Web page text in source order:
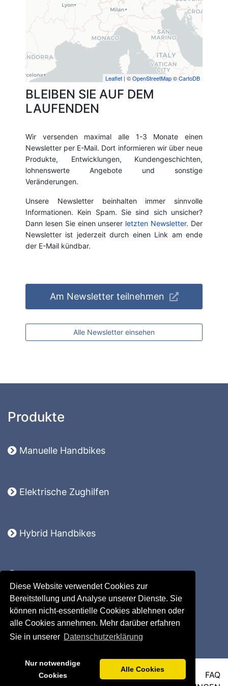
Diese Website verwendet Cookies zur
Bereitstellung und Analyse unserer Dienste. Sie
können nicht-essentielle Cookies ablehnen oder
alle Cookies annehmen. Mehr darüber erfahren
Sie in unserer Datenschutzerklärung
Nur notwendige
Cookies
Alle Cookies
Leaflet | ©OpenStreetMap©CartoDB
BLEIBEN SIE AUF DEM
LAUFENDEN
Wir versenden maximal alle 1-3 Monate einen
Newsletter per E-Mail. Dort informieren wir über neue
Produkte, Entwicklungen, Kundengeschichten,
lohnenswerte Angebote und sonstige
Veränderungen.
Unsere Newsletter beinhalten immer sinnvolle
Informationen. Kein Spam. Sie sind sich unsicher?
Dann lesen Sie einen unserer letzten Newsletter. Der
Newsletter ist jederzeit durch einen Link am ende
der E-Mail kündbar.
Am Newsletter teilnehmen
Alle Newsletter einsehen
Produkte
Manuelle Handbikes
Elektrische Zughilfen
Hybrid Handbikes
Komplettsysteme
Lomo 360
Ersatzteile
Zubehör
IMPRESSUM DATENSCHUTZ
FAQ